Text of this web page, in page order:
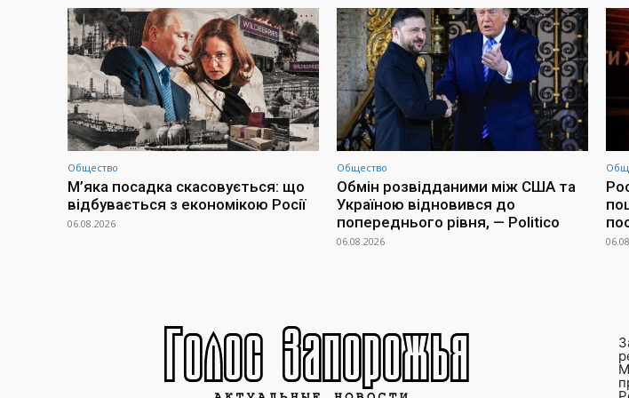
Общество
М’яка посадка скасовується: що
відбувається з економікою Росії
06.08.2026
Общество
Обмін розвідданими між США та
Україною відновився до
попереднього рівня, — Politico
06.08.2026